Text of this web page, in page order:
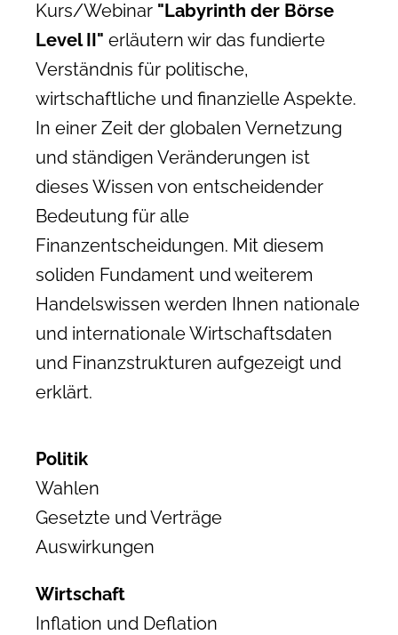
Kurs/Webinar "Labyrinth der Börse
Level II" erläutern wir das fundierte
Verständnis für politische,
wirtschaftliche und finanzielle Aspekte.
In einer Zeit der globalen Vernetzung
und ständigen Veränderungen ist
dieses Wissen von entscheidender
Bedeutung für alle
Finanzentscheidungen. Mit diesem
soliden Fundament und weiterem
Handelswissen werden Ihnen nationale
und internationale Wirtschaftsdaten
und Finanzstrukturen aufgezeigt und
erklärt.
Politik
Wahlen
Gesetzte und Verträge
Auswirkungen
Wirtschaft
Inflation und Deflation